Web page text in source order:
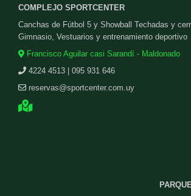
COMPLEJO SPORTCENTER
Canchas de Fútbol 5 y Showball Techadas y
Gimnasio, Vestuarios y entrenamiento deportivo
Francisco Aguilar casi Sarandí - Maldonado
4224 4513 | 095 931 646
reservas@sportcenter.com.uy